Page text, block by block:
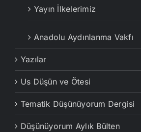
Yayın İlkelerimiz
Anadolu Aydınlanma Vakfı
Yazılar
Us Düşün ve Ötesi
Tematik Düşünüyorum Dergisi
Düşünüyorum Aylık Bülten